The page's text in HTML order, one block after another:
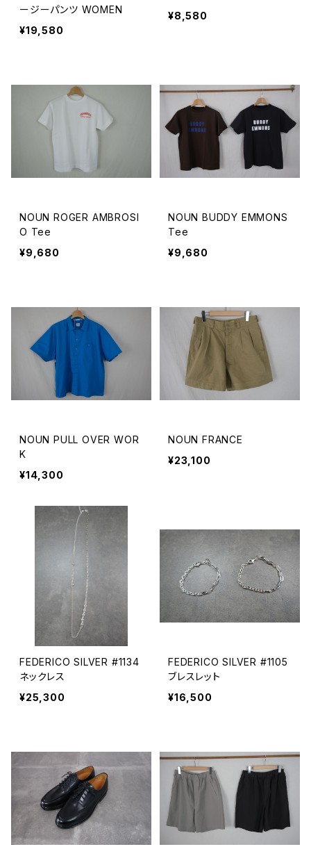
ージーパンツ WOMEN
¥19,580
¥8,580
NOUN ROGER AMBROSI
O Tee
¥9,680
NOUN BUDDY EMMONS
Tee
¥9,680
NOUN PULL OVER WOR
K
¥14,300
NOUN FRANCE
¥23,100
FEDERICO SILVER #1134
ネックレス
¥25,300
FEDERICO SILVER #1105
ブレスレット
¥16,500